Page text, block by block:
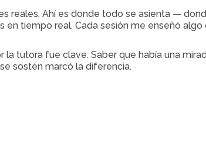
reales. Ahí es donde todo se asienta —
en tiempo real. Cada sesión me enseñó
la tutora fue clave. Saber que había una
sostén marcó la diferencia.